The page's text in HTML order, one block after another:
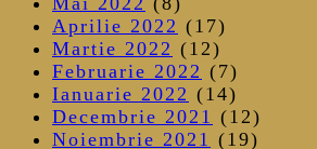
Aprilie 2022 (17)
Martie 2022 (12)
Februarie 2022 (7)
Ianuarie 2022 (14)
Decembrie 2021 (12)
Noiembrie 2021 (19)